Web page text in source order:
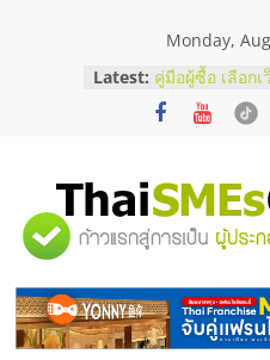
Monday,
Latest:
สัมมนาออนไล
บริการน้ำมัน
คู่มือผู้ซื้อ เลือกเ
เหมาะกับเป้าห
FAQ รวมคำถา
ปั้มฟอลติ๊กตอก
อยากหาเงินทุน
"ศูนย์
รวม